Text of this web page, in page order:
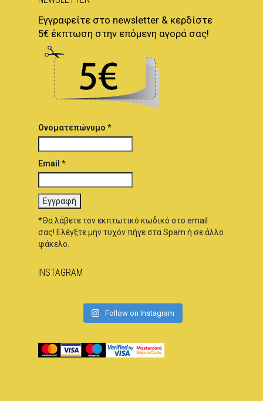
Εγγραφείτε στο newsletter & κερδίστε
5€ έκπτωση στην επόμενη αγορά σας!
Ονοματεπώνυμο *
Email *
*Θα λάβετε τον εκπτωτικό κωδικό στο email
σας! Ελέγξτε μην τυχόν πήγε στα Spam ή σε άλλο
φάκελο.
INSTAGRAM
Follow on Instagram